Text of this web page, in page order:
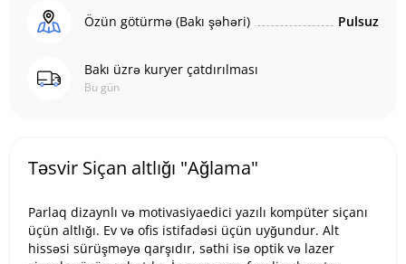
Özün götürmə (Bakı şəhəri) Pulsuz
Bakı üzrə kuryer çatdırılması
Bu gün
Təsvir Siçan altlığı "Ağlama"
Parlaq dizaynlı və motivasiyaedici yazılı kompüter siçanı
üçün altlığı. Ev və ofis istifadəsi üçün uyğundur. Alt
hissəsi sürüşməyə qarşıdır, səthi isə optik və lazer